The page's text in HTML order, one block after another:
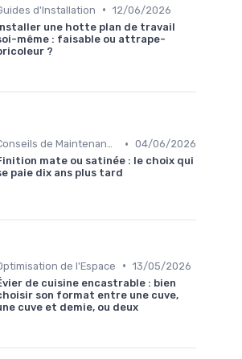
d'Installation • 12/06/2026
une hotte plan de travail
même : faisable ou attrape-
?
Conseils de Maintenance • 04/06/2026
mate ou satinée : le choix qui
paie dix ans plus tard
de l'Espace • 13/05/2026
de cuisine encastrable : bien
son format entre une cuve,
cuve et demie, ou deux